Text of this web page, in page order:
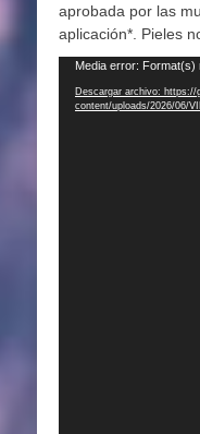
aprobada por las
aplicación*. Pieles
Reproductor
vídeo
Media error:
Descargar archivo: https://
content/uploads/2026/06/